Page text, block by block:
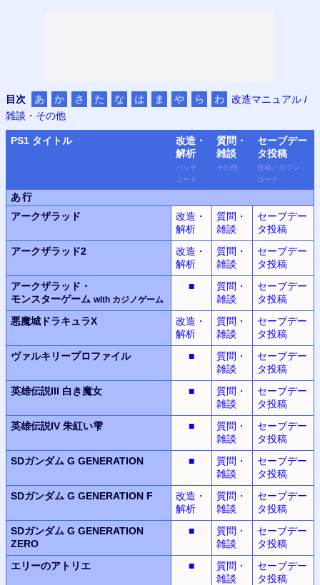
目次 あ か さ た な は ま や ら わ 改造マニュアル /
雑談・その他
PS1 タイトル
改造・
解析
パッチ
コード
質問・
雑談
その他
セーブデー
タ投稿
投稿 ／ ダウン
ロード
あ行
アークザラッド
改造・
解析
質問・
雑談
セーブデー
タ投稿
アークザラッド2
改造・
解析
質問・
雑談
セーブデー
タ投稿
アークザラッド・
モンスターゲーム with カジノゲーム
■
質問・
雑談
セーブデー
タ投稿
悪魔城ドラキュラX
改造・
解析
質問・
雑談
セーブデー
タ投稿
ヴァルキリープロファイル
■
質問・
雑談
セーブデー
タ投稿
英雄伝説III 白き魔女 ■
質問・
雑談
セーブデー
タ投稿
英雄伝説IV 朱紅い雫 ■
質問・
雑談
セーブデー
タ投稿
SDガンダム G GENERATION
■
質問・
雑談
セーブデー
タ投稿
SDガンダム G GENERATION F
改造・
解析
質問・
雑談
セーブデー
タ投稿
SDガンダム G GENERATION
ZERO
■
質問・
雑談
セーブデー
タ投稿
エリーのアトリエ
■
質問・
雑談
セーブデー
タ投稿